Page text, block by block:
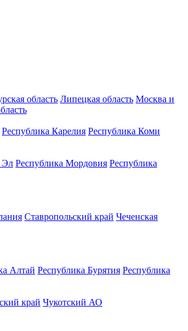
область Липецкая область Москва и
Республика Карелия Республика Коми
Эл Республика Мордовия Республика
Ставропольский край Чеченская
Алтай Республика Бурятия Республика
край Чукотский АО